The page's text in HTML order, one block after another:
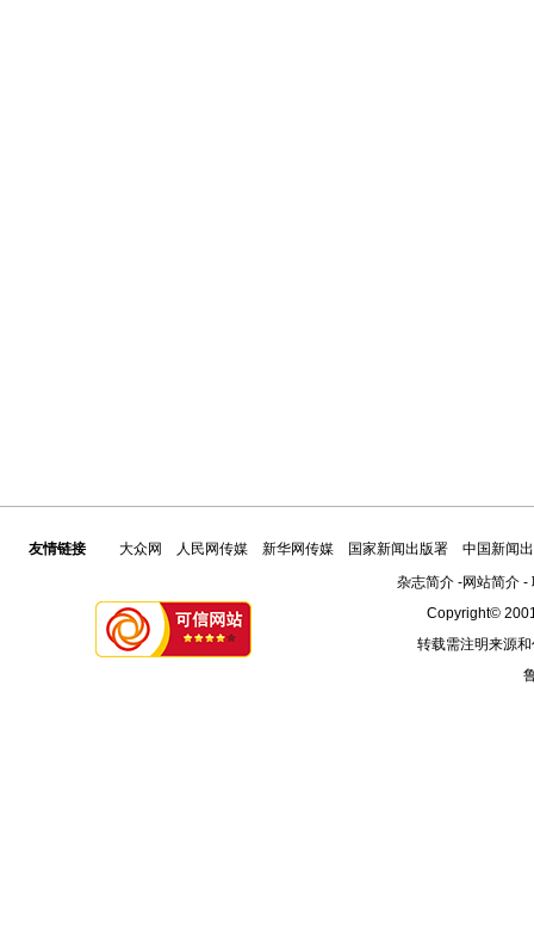
友情链接 大众网 人民网传媒 新华网传媒 国家新闻出版署
中国新闻
杂志简介-网站简介-
Copyright©
转载需注明来源